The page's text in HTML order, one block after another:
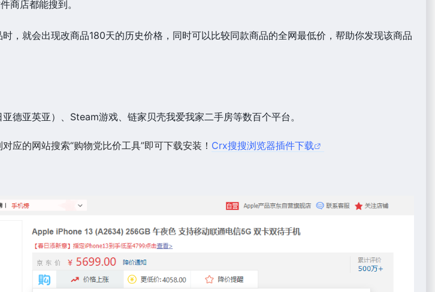
商店都能搜到。
，就会出现改商品180天的历史价格，同时可以比较同款商品的全网最低价，帮助你发现该商品
德亚英亚）、Steam游戏、链家贝壳我爱我家二手房等数百个平台。
应的网站搜索“购物党比价工具”即可下载安装！ Crx搜搜浏览器插件下载